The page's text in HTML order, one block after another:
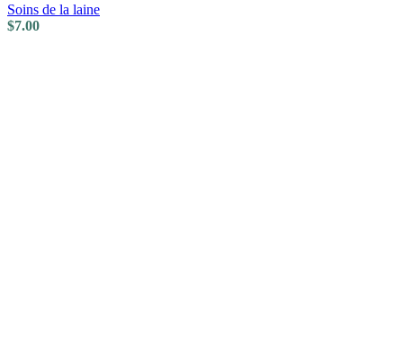
Soins de la laine
$7.00